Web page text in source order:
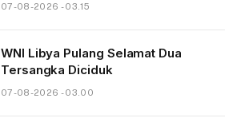
07-08-2026 - 03.15
WNI Libya Pulang Selamat Dua
Tersangka Diciduk
07-08-2026 - 03.00